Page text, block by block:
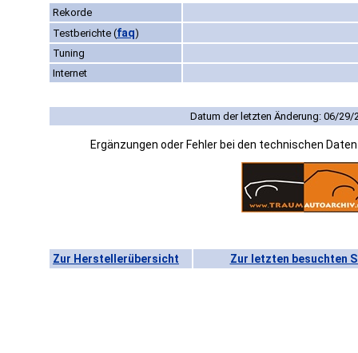
Rekorde
Testberichte (faq)
Tuning
Internet
Datum der letzten Änderung: 06/29/
Ergänzungen oder Fehler bei den technischen
Zur Herstellerübersicht Zur letzten besuchten